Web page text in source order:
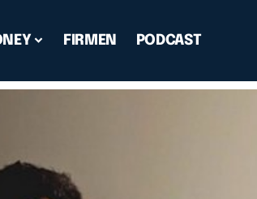
FIRMEN PODCAST